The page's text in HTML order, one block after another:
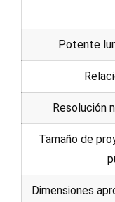
Potente
Resolución
Tamaño de
Dimensiones